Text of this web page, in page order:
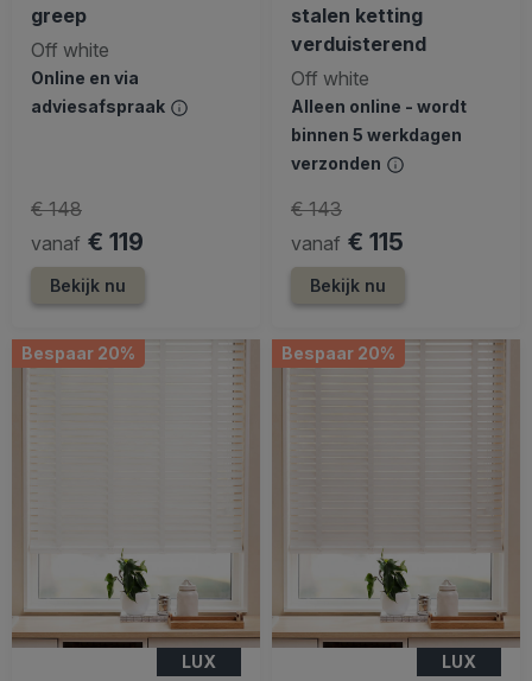
greep
Off white
Online en via
adviesafspraak
vanaf € 119
€ 148
Bekijk nu
stalen ketting
verduisterend
Off white
Alleen online - wordt
binnen 5 werkdagen
verzonden
vanaf € 115
€ 143
Bekijk nu
Bespaar 20%
LUX
Bespaar 20%
LUX